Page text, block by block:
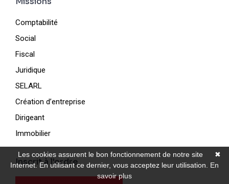
Comptabilité
Social
Fiscal
Juridique
SELARL
Création d’entreprise
Dirigeant
Immobilier
Inscrit à l'ordre
✖
Les cookies assurent le bon fonctionnement de notre site
Internet. En utilisant ce dernier, vous acceptez leur utilisation. En
savoir plus